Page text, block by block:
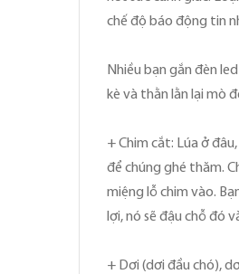
chế độ báo động tin
Nhiều bạn gắn đèn
kè và thằn lằn lại mò
+ Chim cắt: Lúa ở
để chúng ghé thăm.
miệng lỗ chim vào.
lợi, nó sẽ đậu chỗ đó
+ Dơi (dơi đầu chó),